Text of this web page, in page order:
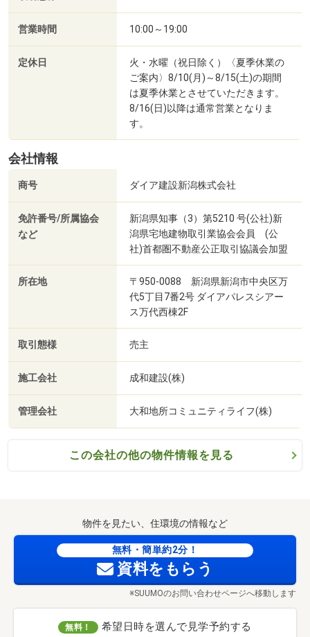
営業時間 10:00～19:00
定休日
火・水曜（祝日除く）〈夏季休業の
ご案内〉8/10(月)～8/15(土)の期間
は夏季休業とさせていただきます。
8/16(日)以降は通常営業となりま
す。
会社情報
商号 ダイア建設新潟株式会社
免許番号/所属協会
など
新潟県知事（3）第5210 号(公社)新
潟県宅地建物取引業協会会員 (公
社)首都圏不動産公正取引協議会加盟
所在地
〒950-0088 新潟県新潟市中央区万
代5丁目7番2号 ダイアパレスシアー
ス万代西棟2F
取引態様 売主
施工会社 成和建設(株)
管理会社 大和地所コミュニティライフ(株)
この会社の他の物件情報を見る
物件を見たい、住環境の情報など
無料・簡単約2分！
資料をもらう
※SUUMOのお問い合わせページへ移動します
無料！ 希望日時を選んで見学予約する